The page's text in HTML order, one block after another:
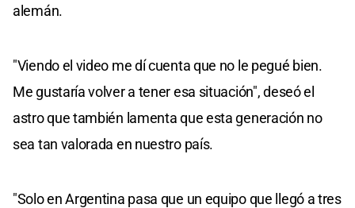
alemán.
"Viendo el video me dí cuenta que no le pegué bien.
Me gustaría volver a tener esa situación", deseó el
astro que también lamenta que esta generación no
sea tan valorada en nuestro país.
"Solo en Argentina pasa que un equipo que llegó a tres